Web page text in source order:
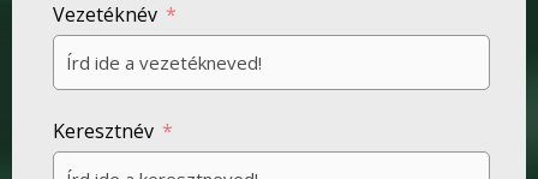
Vezetéknév
Keresztnév